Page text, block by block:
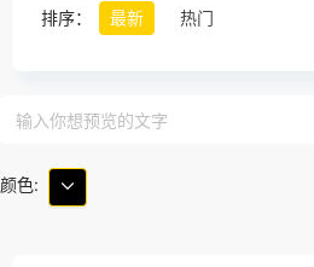
排序： 最新 热门
颜色: